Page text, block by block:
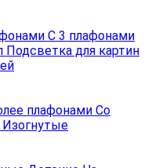
С 3 плафонами
Подсветка для картин
плафонами Со
Изогнутые